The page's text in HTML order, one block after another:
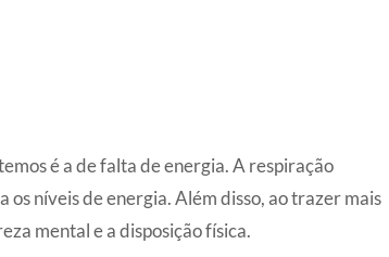
é a de falta de energia. A respiração
níveis de energia. Além disso, ao trazer mais
mental e a disposição física.